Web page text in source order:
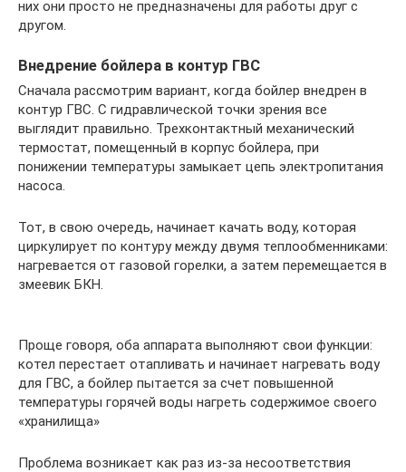
них они просто не предназначены для работы друг с
другом.
Внедрение бойлера в контур ГВС
Сначала рассмотрим вариант, когда бойлер внедрен в
контур ГВС. С гидравлической точки зрения все
выглядит правильно. Трехконтактный механический
термостат, помещенный в корпус бойлера, при
понижении температуры замыкает цепь электропитания
насоса.
Тот, в свою очередь, начинает качать воду, которая
циркулирует по контуру между двумя теплообменниками:
нагревается от газовой горелки, а затем перемещается в
змеевик БКН.
Проще говоря, оба аппарата выполняют свои функции:
котел перестает отапливать и начинает нагревать воду
для ГВС, а бойлер пытается за счет повышенной
температуры горячей воды нагреть содержимое своего
«хранилища»
Проблема возникает как раз из-за несоответствия